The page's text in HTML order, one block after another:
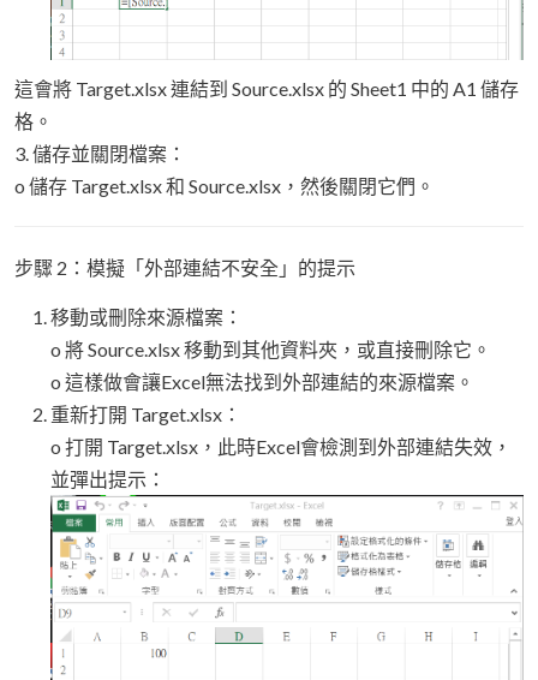
這會將 Target.xlsx 連結到 Source.xlsx 的 Sheet1 中的 A1 儲存
格。
3. 儲存並關閉檔案：
o 儲存 Target.xlsx 和 Source.xlsx，然後關閉它們。
步驟 2：模擬「外部連結不安全」的提示
移動或刪除來源檔案：
o 將 Source.xlsx 移動到其他資料夾，或直接刪除它。
o 這樣做會讓Excel無法找到外部連結的來源檔案。
重新打開 Target.xlsx：
o 打開 Target.xlsx，此時Excel會檢測到外部連結失效，
並彈出提示：